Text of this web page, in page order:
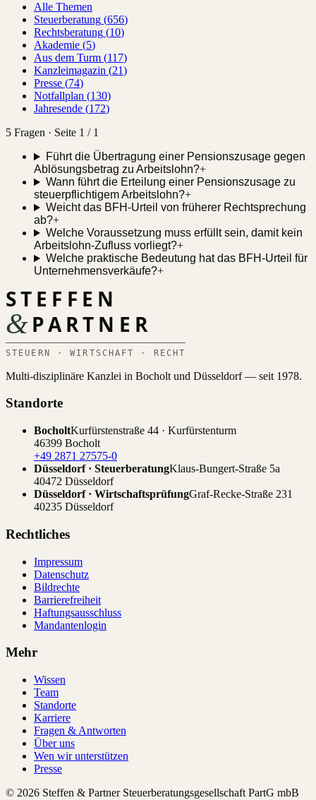
Alle Themen
Steuerberatung (656)
Rechtsberatung (10)
Akademie (5)
Aus dem Turm (117)
Kanzleimagazin (21)
Presse (74)
Notfallplan (130)
Jahresende (172)
5 Fragen · Seite 1 / 1
Führt die Übertragung einer Pensionszusage gegen
Ablösungsbetrag zu Arbeitslohn?+
Wann führt die Erteilung einer Pensionszusage zu
steuerpflichtigem Arbeitslohn?+
Weicht das BFH-Urteil von früherer Rechtsprechung
ab?+
Welche Voraussetzung muss erfüllt sein, damit kein
Arbeitslohn-Zufluss vorliegt?+
Welche praktische Bedeutung hat das BFH-Urteil für
Unternehmensverkäufe?+
STEFFEN
&PARTNER
STEUERN · WIRTSCHAFT · RECHT
Multi-disziplinäre Kanzlei in Bocholt und Düsseldorf — seit 1978.
Standorte
BocholtKurfürstenstraße 44 · Kurfürstenturm
46399 Bocholt
+49 2871 27575-0
Düsseldorf · SteuerberatungKlaus-Bungert-Straße 5a
40472 Düsseldorf
Düsseldorf · WirtschaftsprüfungGraf-Recke-Straße 231
40235 Düsseldorf
Rechtliches
Impressum
Datenschutz
Bildrechte
Barrierefreiheit
Haftungsausschluss
Mandantenlogin
Mehr
Wissen
Team
Standorte
Karriere
Fragen & Antworten
Über uns
Wen wir unterstützen
Presse
© 2026 Steffen & Partner Steuerberatungsgesellschaft PartG mbB